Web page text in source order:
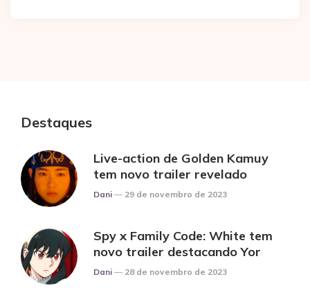
Destaques
Live-action de Golden Kamuy
tem novo trailer revelado
Posted
Dani 29 de novembro de 2023
Spy x Family Code: White tem
novo trailer destacando Yor
Posted
Dani 28 de novembro de 2023